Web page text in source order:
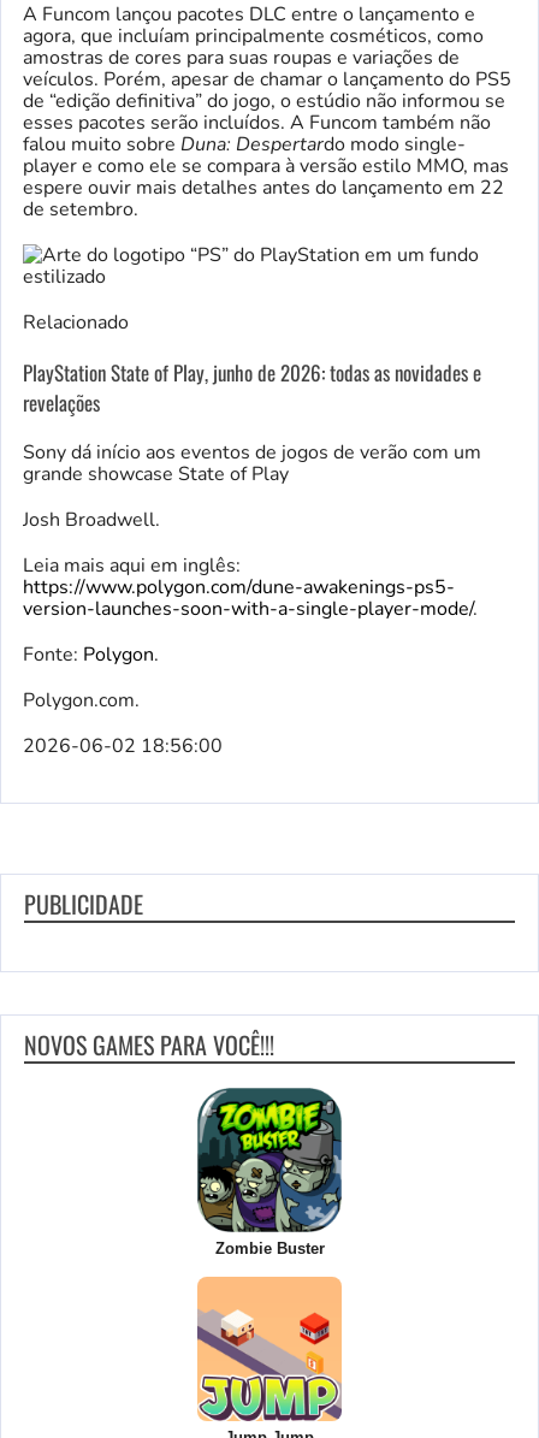
A Funcom lançou pacotes DLC entre o lançamento e
agora, que incluíam principalmente cosméticos, como
amostras de cores para suas roupas e variações de
veículos. Porém, apesar de chamar o lançamento do PS5
de “edição definitiva” do jogo, o estúdio não informou se
esses pacotes serão incluídos. A Funcom também não
falou muito sobre Duna: Despertardo modo single-
player e como ele se compara à versão estilo MMO, mas
espere ouvir mais detalhes antes do lançamento em 22
de setembro.
Relacionado
PlayStation State of Play, junho de 2026: todas as novidades e
revelações
Sony dá início aos eventos de jogos de verão com um
grande showcase State of Play
Josh Broadwell.
Leia mais aqui em inglês:
https://www.polygon.com/dune-awakenings-ps5-
version-launches-soon-with-a-single-player-mode/.
Fonte: Polygon.
Polygon.com.
2026-06-02 18:56:00
PUBLICIDADE
NOVOS GAMES PARA VOCÊ!!!
Zombie Buster